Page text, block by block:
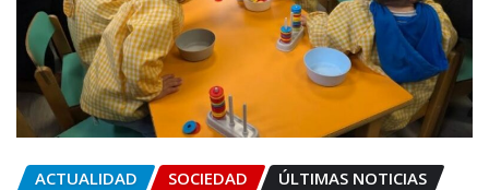
ACTUALIDAD SOCIEDAD ÚLTIMAS NOTICIAS